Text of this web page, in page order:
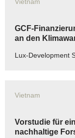
GCF-
an den
Lux-Development
Vietnam
Vorstudie für
nachhaltige